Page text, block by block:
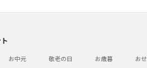
お中元 敬老の日 お歳暮 お